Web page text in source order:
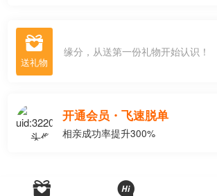
 缘分，从送第一份礼物开始认识！
开通会员・飞速脱单
相亲成功率提升300%
 